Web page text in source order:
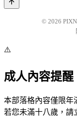
© 2026
⚠️
成人內容提醒
本部落格內容僅限年
若您未滿十八歲，請